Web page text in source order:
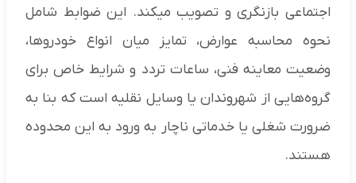
اجتماعی بازنگری و تصویب میکند. این ضوابط شامل
نحوه محاسبه عوارض، تمایز میان انواع خودروها،
وضعیت معاینه فنی، ساعات تردد و شرایط خاص برای
گروه‌هایی از شهروندان یا وسایل نقلیه است که بنا به
ضرورت شغلی یا خدماتی ناچار به ورود به این محدوده
هستند.